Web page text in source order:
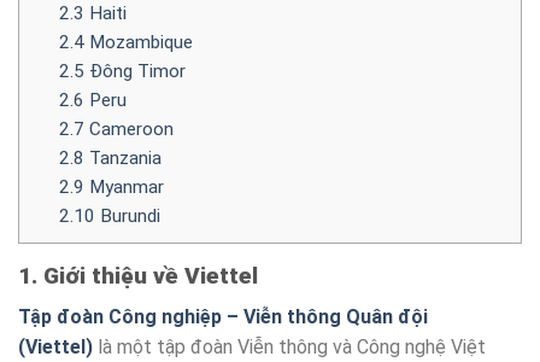
2.3 Haiti
2.4 Mozambique
2.5 Đông Timor
2.6 Peru
2.7 Cameroon
2.8 Tanzania
2.9 Myanmar
2.10 Burundi
1. Giới thiệu về Viettel
Tập đoàn Công nghiệp – Viễn thông Quân đội
(Viettel) là một tập đoàn Viễn thông và Công nghệ Việt